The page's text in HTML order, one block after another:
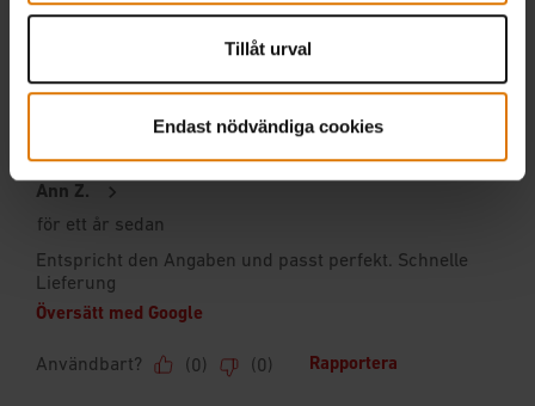
Tillåt urval
Endast nödvändiga cookies